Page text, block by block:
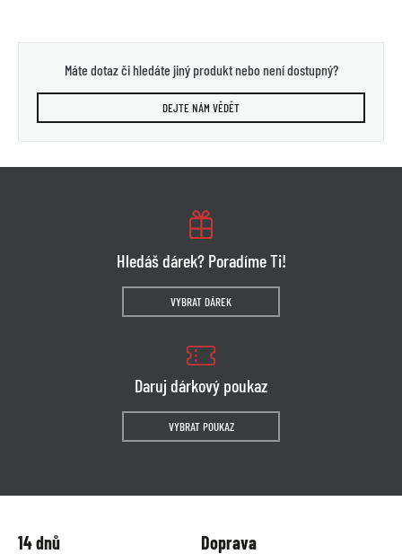
Máte dotaz či hledáte jiný produkt nebo není dostupný?
DEJTE NÁM VĚDĚT
Hledáš dárek? Poradíme Ti!
VYBRAT DÁREK
Daruj dárkový poukaz
VYBRAT POUKAZ
14 dnů Doprava